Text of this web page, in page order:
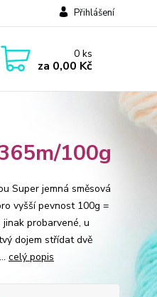
Přihlášení
0ks
za 0,00 Kč
100g
Super jemná směsová
vyšší pevnost 100g =
probarvené, u
dojem střídat dvě
celý popis